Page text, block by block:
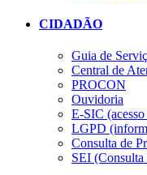
CIDADÃO
Guia de
Central de
PROCON
Ouvidoria
E-SIC
LGPD
Consulta de
SEI (Consulta